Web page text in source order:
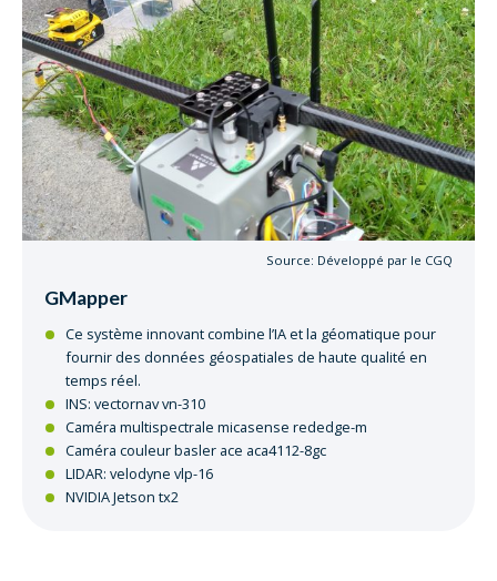
Source: Développé par le CGQ
GMapper
Ce système innovant combine l’IA et la géomatique pour
fournir des données géospatiales de haute qualité en
temps réel.
INS: vectornav vn-310
Caméra multispectrale micasense rededge-m
Caméra couleur basler ace aca4112-8gc
LIDAR: velodyne vlp-16
NVIDIA Jetson tx2